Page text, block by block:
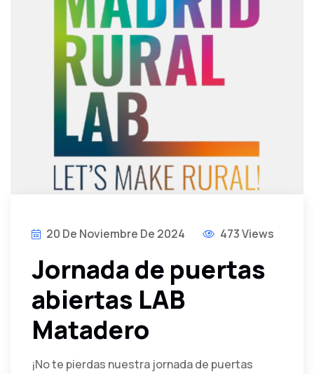
20 De Noviembre De 2024 473 Views
Jornada de puertas
abiertas LAB
Matadero
¡No te pierdas nuestra jornada de puertas